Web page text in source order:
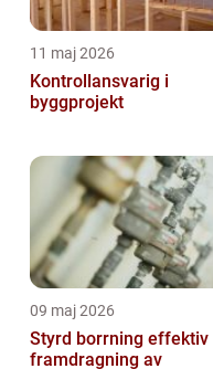
11 maj 2026
Kontrollansvarig i
byggprojekt
09 maj 2026
Styrd borrning effektiv
framdragning av